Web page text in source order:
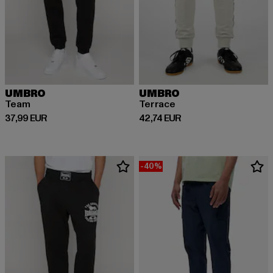
UMBRO
Team
37,99 EUR
Derzeitiger Preis: 37,99 EUR
UMBRO
Terrace
42,74 EUR
Derzeitiger Preis: 42,74 EUR
-40%